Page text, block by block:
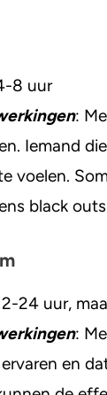
8 uur
:
Iemand
voelen.
black
24 uur,
:
en